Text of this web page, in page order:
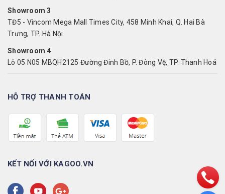
Showroom 3
TĐ5 - Vincom Mega Mall Times City, 458 Minh Khai, Q. Hai Bà
Trưng, TP. Hà Nội
Showroom 4
Lô 05 N05 MBQH2125 Đường Đinh Bồ, P. Đông Vệ, TP. Thanh Hoá
HỖ TRỢ THANH TOÁN
KẾT NỐI VỚI KAGOO.VN